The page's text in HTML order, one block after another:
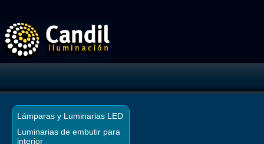
Lámparas y Luminarias LED
Luminarias de embutir para
interior